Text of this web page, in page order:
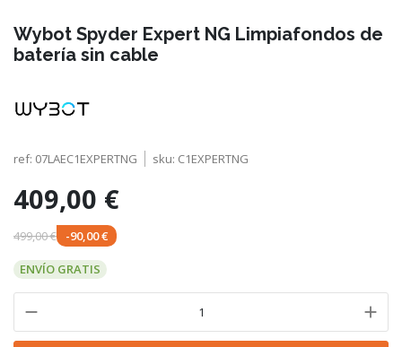
Wybot Spyder Expert NG Limpiafondos de
batería sin cable
ref: 07LAEC1EXPERTNG sku: C1EXPERTNG
409,00 €
499,00 € -90,00 €
ENVÍO GRATIS